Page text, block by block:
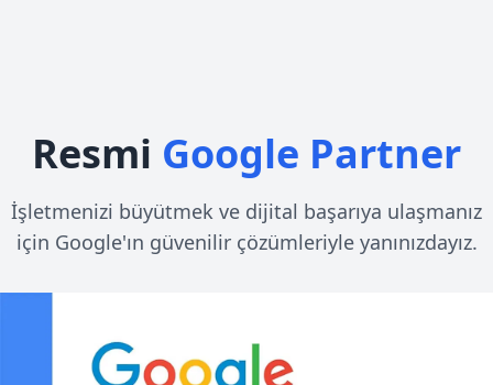
Resmi Google Partner
İşletmenizi büyütmek ve dijital başarıya ulaşmanız
için Google'ın güvenilir çözümleriyle yanınızdayız.